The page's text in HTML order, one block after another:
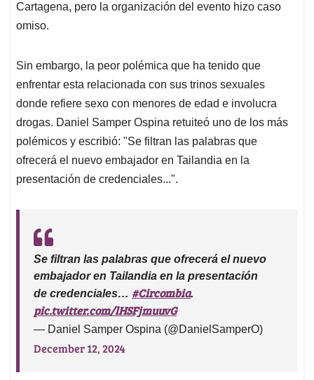
Cartagena, pero la organización del evento hizo caso
omiso.
Sin embargo, la peor polémica que ha tenido que
enfrentar esta relacionada con sus trinos sexuales
donde refiere sexo con menores de edad e involucra
drogas. Daniel Samper Ospina retuiteó uno de los más
polémicos y escribió: "Se filtran las palabras que
ofrecerá el nuevo embajador en Tailandia en la
presentación de credenciales...".
Se filtran las palabras que ofrecerá el nuevo
embajador en Tailandia en la presentación
de credenciales… #Circombia.
pic.twitter.com/lHSFjmuuvG
— Daniel Samper Ospina (@DanielSamperO)
December 12, 2024